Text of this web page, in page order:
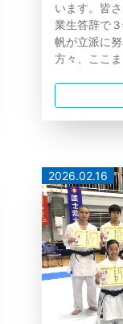
います。皆
業生答辞で
帆が立派に
方々、ここ
2026.02.16